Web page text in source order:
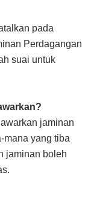
pada
Perdagangan
suai untuk
jaminan
mana yang tiba
jaminan boleh